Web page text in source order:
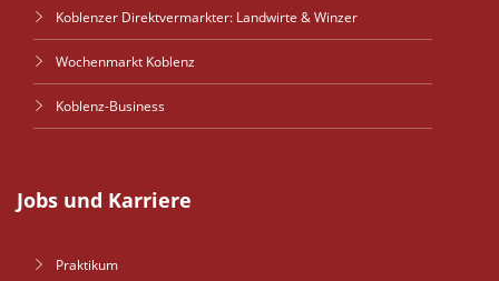
Koblenzer Direktvermarkter: Landwirte & Winzer
Wochenmarkt Koblenz
Koblenz-Business
Jobs und Karriere
Praktikum